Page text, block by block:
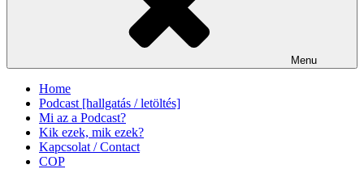
Menu
Home
Podcast [hallgatás / letöltés]
Mi az a Podcast?
Kik ezek, mik ezek?
Kapcsolat / Contact
COP